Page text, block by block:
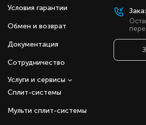
Условия гарантии
Обмен и возврат
Документация
Сотрудничество
Сплит-системы
Мульти сплит-системы
Услуги и сервисы